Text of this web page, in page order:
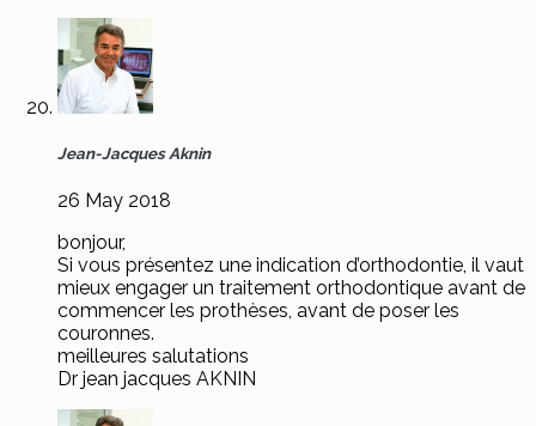
Jean-Jacques Aknin
26 May 2018
bonjour,
Si vous présentez une indication d’orthodontie, il vaut
mieux engager un traitement orthodontique avant de
commencer les prothèses, avant de poser les
couronnes.
meilleures salutations
Dr jean jacques AKNIN